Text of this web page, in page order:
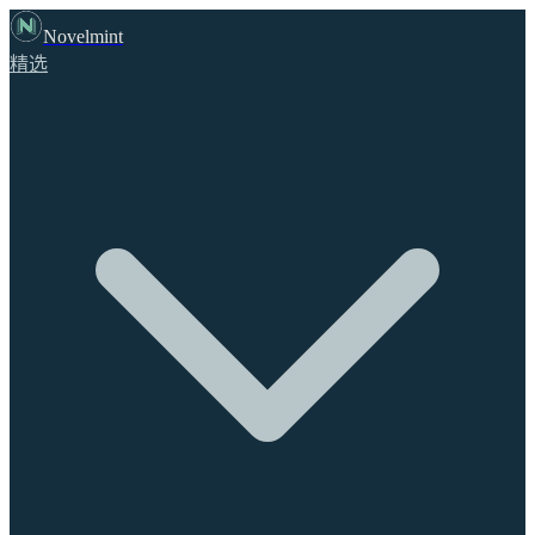
Novelmint
精选